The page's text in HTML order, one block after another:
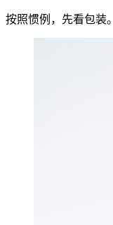
按照惯例，先看包装。